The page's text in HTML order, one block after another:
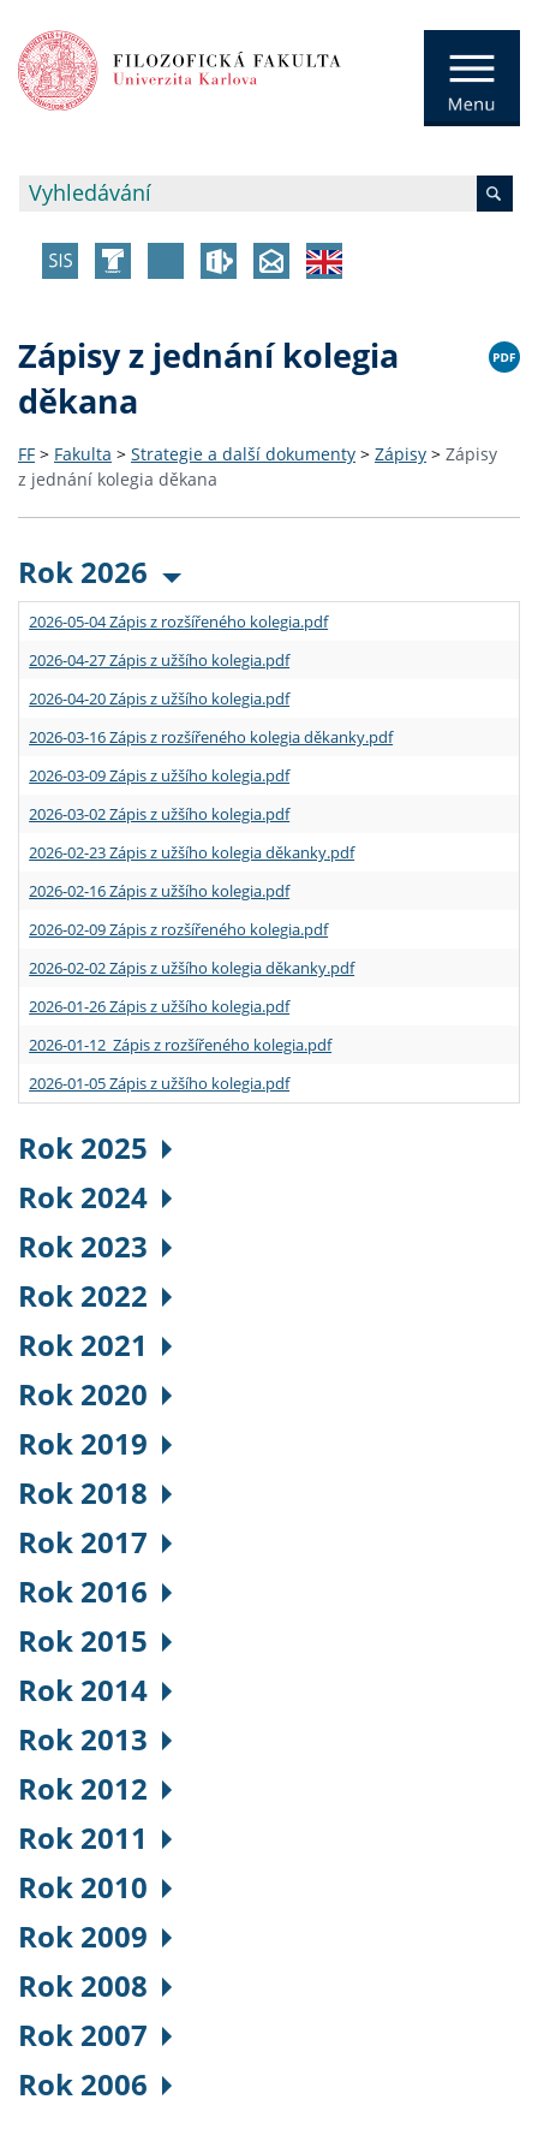
Zápisy z jednání kolegia
děkana
FF > Fakulta > Strategie a další dokumenty > Zápisy > Zápisy
z jednání kolegia děkana
Rok 2026
2026-05-04 Zápis z rozšířeného kolegia.pdf
2026-04-27 Zápis z užšího kolegia.pdf
2026-04-20 Zápis z užšího kolegia.pdf
2026-03-16 Zápis z rozšířeného kolegia děkanky.pdf
2026-03-09 Zápis z užšího kolegia.pdf
2026-03-02 Zápis z užšího kolegia.pdf
2026-02-23 Zápis z užšího kolegia děkanky.pdf
2026-02-16 Zápis z užšího kolegia.pdf
2026-02-09 Zápis z rozšířeného kolegia.pdf
2026-02-02 Zápis z užšího kolegia děkanky.pdf
2026-01-26 Zápis z užšího kolegia.pdf
2026-01-12 Zápis z rozšířeného kolegia.pdf
2026-01-05 Zápis z užšího kolegia.pdf
Rok 2025
Rok 2024
Rok 2023
Rok 2022
Rok 2021
Rok 2020
Rok 2019
Rok 2018
Rok 2017
Rok 2016
Rok 2015
Rok 2014
Rok 2013
Rok 2012
Rok 2011
Rok 2010
Rok 2009
Rok 2008
Rok 2007
Rok 2006